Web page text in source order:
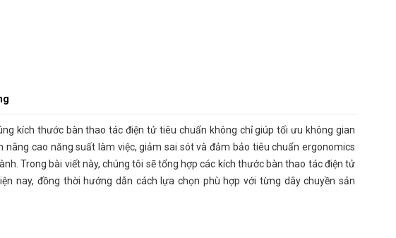
kích thước bàn thao tác điện tử tiêu chuẩn không chỉ giúp tối ưu không gian
nâng cao năng suất làm việc, giảm sai sót và đảm bảo tiêu chuẩn ergonomics
Trong bài viết này, chúng tôi sẽ tổng hợp các kích thước bàn thao tác điện tử
nay, đồng thời hướng dẫn cách lựa chọn phù hợp với từng dây chuyền sản
ESD trong nhà máy.